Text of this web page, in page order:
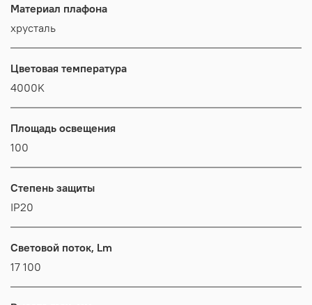
Материал плафона
хрусталь
Цветовая температура
4000K
Площадь освещения
100
Степень защиты
IP20
Световой поток, Lm
17 100